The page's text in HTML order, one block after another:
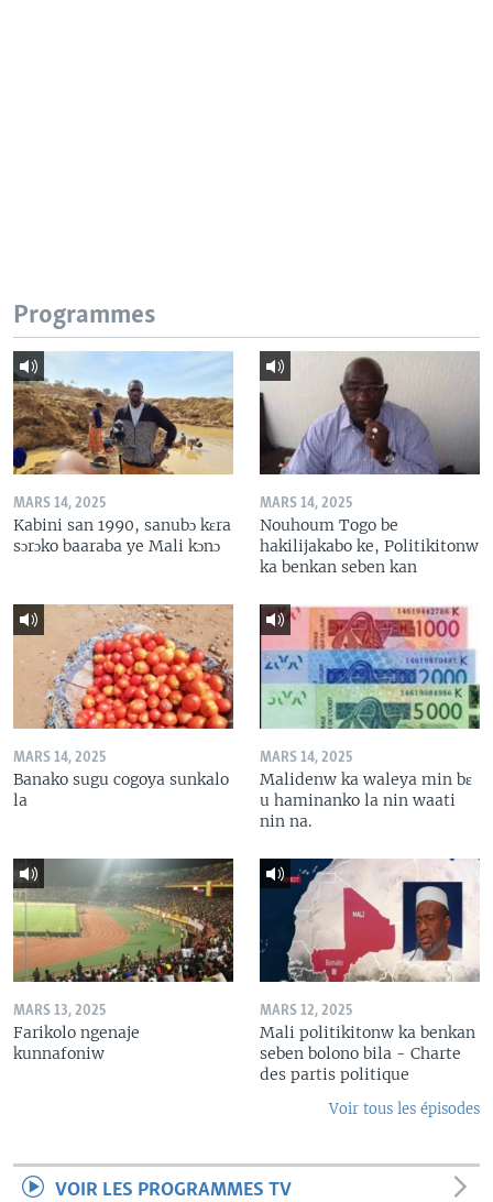
Programmes
MARS 14, 2025
Kabini san 1990, sanubɔ kɛra
sɔrɔko baaraba ye Mali kɔnɔ
MARS 14, 2025
Nouhoum Togo be
hakilijakabo ke, Politikitonw
ka benkan seben kan
MARS 14, 2025
Banako sugu cogoya sunkalo
la
MARS 14, 2025
Malidenw ka waleya min bɛ
u haminanko la nin waati
nin na.
MARS 13, 2025
Farikolo ngenaje
kunnafoniw
MARS 12, 2025
Mali politikitonw ka benkan
seben bolono bila - Charte
des partis politique
Voir tous les épisodes
VOIR LES PROGRAMMES TV